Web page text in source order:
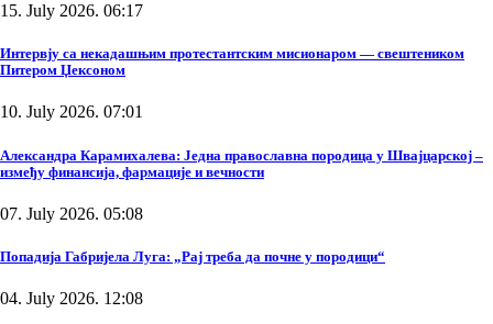
15. July 2026. 06:17
Интервју са некадашњим протестантским мисионаром — свештеником
Питером Џексоном
10. July 2026. 07:01
Александра Карамихалева: Једна православна породица у Швајцарској –
између финансија, фармације и вечности
07. July 2026. 05:08
Попадија Габријела Луга: „Рај треба да почне у породици“
04. July 2026. 12:08